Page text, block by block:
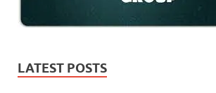
LATEST POSTS